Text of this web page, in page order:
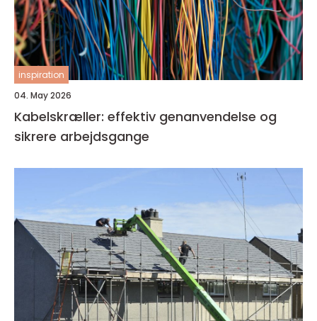
inspiration
04. May 2026
Kabelskræller: effektiv genanvendelse og
sikrere arbejdsgange